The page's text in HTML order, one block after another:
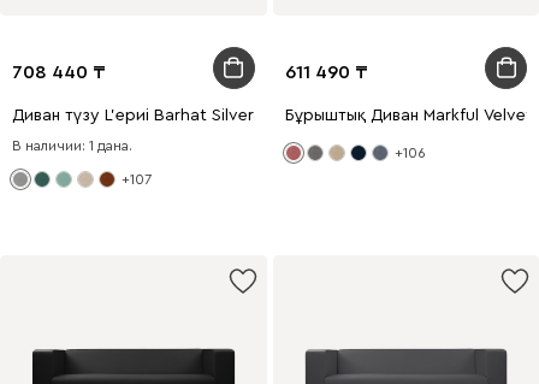
708 440
Диван түзу L'ериi Barhat Silver
В наличии: 1 дана.
+107
611 490
Бұрыштық Диван Markful Velvet
+106